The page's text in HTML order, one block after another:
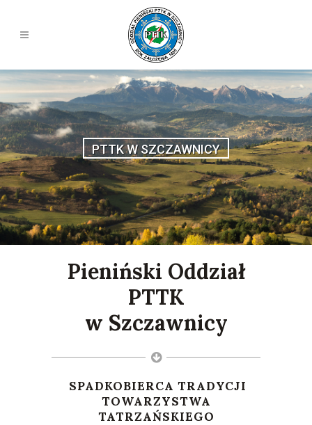
PTTK W SZCZAWNICY
Pieniński Oddział
PTTK
w Szczawnicy
SPADKOBIERCA TRADYCJI
TOWARZYSTWA
TATRZAŃSKIEGO